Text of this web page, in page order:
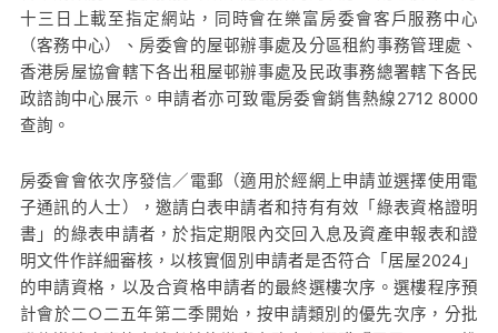
十三日上載至指定網站，同時會在樂富房委會客戶服務中心
（客務中心）、房委會的屋邨辦事處及分區租約事務管理處、
香港房屋協會轄下各出租屋邨辦事處及民政事務總署轄下各民
政諮詢中心展示。申請者亦可致電房委會銷售熱線2712 8000
查詢。
房委會會依次序發信／電郵（適用於經網上申請並選擇使用電
子通訊的人士），邀請白表申請者和持有有效「綠表資格證明
書」的綠表申請者，於指定期限內交回入息及資產申報表和證
明文件作詳細審核，以核實個別申請者是否符合「居屋2024」
的申請資格，以及合資格申請者的最終選樓次序。選樓程序預
計會於二○二五年第二季開始，按申請類別的優先次序，分批